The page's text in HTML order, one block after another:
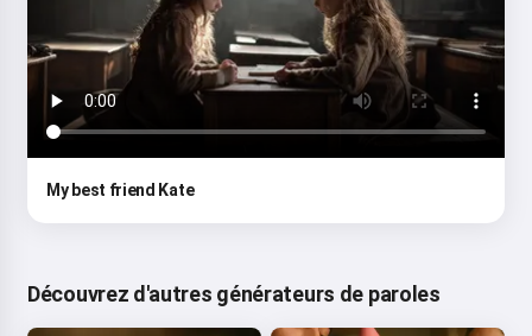
My best friend Kate
Découvrez d'autres générateurs de paroles